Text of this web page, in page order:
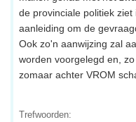
de provinciale politiek
aanleiding om de
Ook zo'n aanwijzing zal
worden voorgelegd en,
zomaar achter VROM
Trefwoorden: